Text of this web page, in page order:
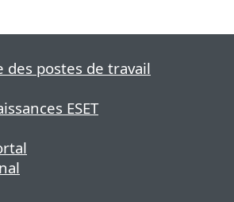
postes de travail
ESET